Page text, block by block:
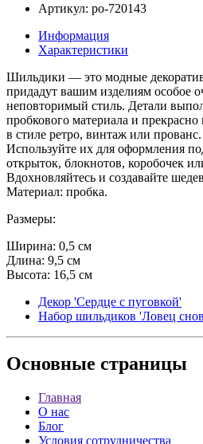
Артикул: po-720143
Информация
Характеристики
Шильдики — это модные
придадут вашим изделиям особое
неповторимый стиль. Детали
пробкового материала и
в стиле ретро, винтаж или прованс.
Используйте их для оформления
открыток, блокнотов, коробочек
Вдохновляйтесь и создавайте
Материал: пробка.
Размеры:
Ширина: 0,5 см
Длина: 9,5 см
Высота: 16,5 см
Декор 'Сердце с пуговкой'
Набор шильдиков 'Ловец
Основные страницы
Главная
О нас
Блог
Условия сотрудничества